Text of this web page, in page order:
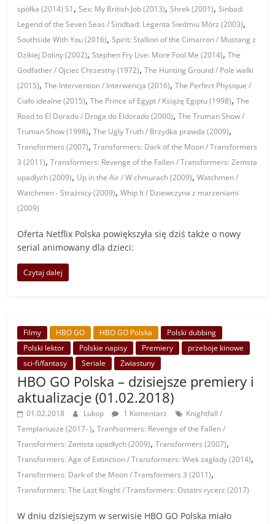
spółka (2014) S1,Sex: My British Job (2013),Shrek (2001),Sinbad:
Legend of the Seven Seas / Sindbad: Legenta Siedmiu Mórz (2003),
Southside With You (2016),Spirit: Stallion of the Cimarron / Mustang z
Dzikiej Doliny (2002),Stephen Fry Live: More Fool Me (2014),The
Godfather / Ojciec Chrzestny (1972),The Hunting Ground / Pole walki
(2015),The Intervention / Interwencja (2016),The Perfect Physique /
Ciało idealne (2015),The Prince of Egypt / Książę Egiptu (1998),The
Road to El Dorado / Droga do Eldorado (2000),The Truman Show /
Truman Show (1998),The Ugly Truth / Brzydka prawda (2009),
Transformers (2007),Transformers: Dark of the Moon / Transformers
3 (2011),Transformers: Revenge of the Fallen / Transformers: Zemsta
upadłych (2009), Up in the Air / W chmurach (2009),Watchmen /
Watchmen - Strażnicy (2009),Whip It / Dziewczyna z marzeniami
(2009)
Oferta Netflix Polska powiększyła się dziś także o nowy
serial animowany dla dzieci:
Czytaj dalej
Filmy HBO GO HBO GO Polska
Polski dubbing
Polski lektor
Polskie napisy Premiery
przeboje kinowe
sci-fi/fantasy
Seriale Zwiastuny
HBO GO Polska – dzisiejsze premiery i
aktualizacje (01.02.2018)
01.02.2018 Lukop 1 Komentarz
Knightfall /
Templariusze (2017- ),Tranfsormers: Revenge of the Fallen /
Transformers: Zemsta upadłych (2009),Transformers (2007),
Transformers: Age of Extinction / Transformers: Wiek zagłady (2014),
Transformers: Dark of the Moon / Transformers 3 (2011),
Transformers: The Last Knight / Transformers: Ostatni rycerz (2017)
W dniu dzisiejszym w serwisie HBO GO Polska miało